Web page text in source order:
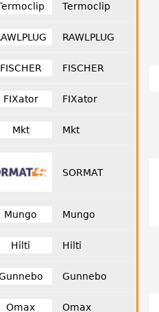
Termoclip
RAWLPLUG
FISCHER
FIXator
Mkt
SORMAT
Mungo
Hilti
Gunnebo
Omax